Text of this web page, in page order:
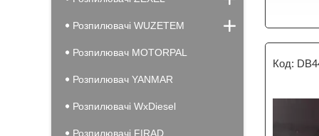
Розпилювачі WUZETEM
Розпилювач MOTORPAL
Розпилювач YANMAR
Розпилювачі WxDiesel
Розпилювачі FIRAD